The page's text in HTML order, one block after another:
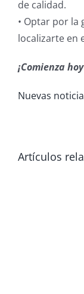
de calidad.
• Optar por la
localizarte en
¡Comienza
Nuevas
Artículos